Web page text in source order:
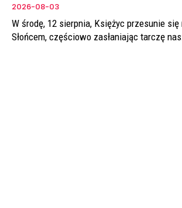
2026-08-03
W środę, 12 sierpnia, Księżyc przesunie
Słońcem, częściowo zasłaniając tarczę